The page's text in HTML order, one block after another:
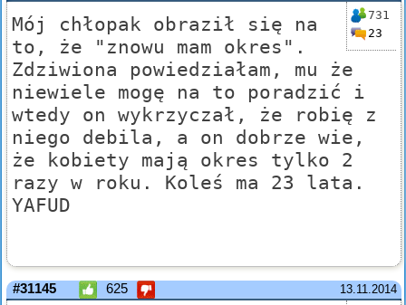
731
23
Mój chłopak obraził się na
to, że "znowu mam okres".
Zdziwiona powiedziałam, mu że
niewiele mogę na to poradzić i
wtedy on wykrzyczał, że robię z
niego debila, a on dobrze wie,
że kobiety mają okres tylko 2
razy w roku. Koleś ma 23 lata.
YAFUD
13.11.2014
#31145 625